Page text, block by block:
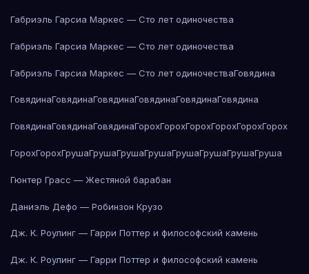
Габриэль Гарсиа Маркес — Сто лет одиночества
Габриэль Гарсиа Маркес — Сто лет одиночества
Габриэль Гарсиа Маркес — Сто лет одиночестваГовядина
ГовядинаГовядинаГовядинаГовядинаГовядинаГовядина
ГовядинаГовядинаГовядинаГорохГорохГорохГорохГорохГорох
ГорохГорохГрушаГрушаГрушаГрушаГрушаГрушаГрушаГруша
Гюнтер Грасс — Жестяной барабан
Даниэль Дефо — Робинзон Крузо
Дж. К. Роулинг — Гарри Поттер и философский камень
Дж. К. Роулинг — Гарри Поттер и философский камень